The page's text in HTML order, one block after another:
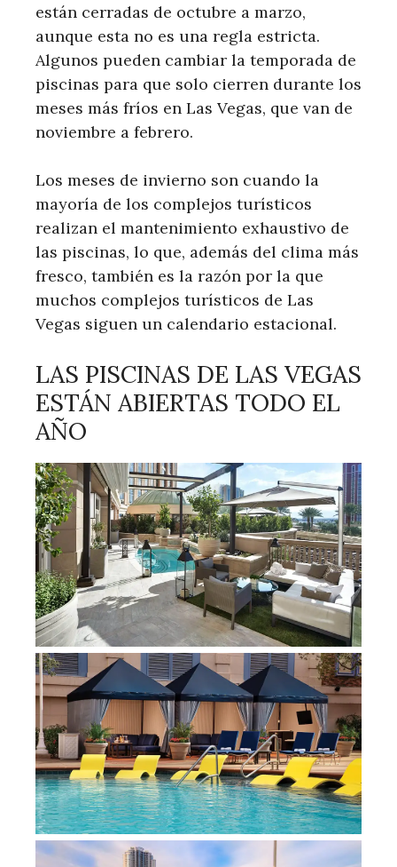
están cerradas de octubre a marzo,
aunque esta no es una regla estricta.
Algunos pueden cambiar la temporada de
piscinas para que solo cierren durante los
meses más fríos en Las Vegas, que van de
noviembre a febrero.
Los meses de invierno son cuando la
mayoría de los complejos turísticos
realizan el mantenimiento exhaustivo de
las piscinas, lo que, además del clima más
fresco, también es la razón por la que
muchos complejos turísticos de Las
Vegas siguen un calendario estacional.
LAS PISCINAS DE LAS VEGAS
ESTÁN ABIERTAS TODO EL
AÑO